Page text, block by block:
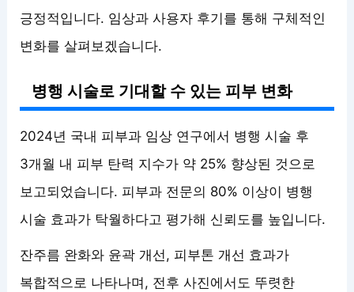
긍정적입니다. 임상과 사용자 후기를 통해 구체적인
변화를 살펴보겠습니다.
병행 시술로 기대할 수 있는 피부 변화
2024년 국내 피부과 임상 연구에서 병행 시술 후
3개월 내 피부 탄력 지수가 약 25% 향상된 것으로
보고되었습니다. 피부과 전문의 80% 이상이 병행
시술 효과가 탁월하다고 평가해 신뢰도를 높입니다.
잔주름 완화와 윤곽 개선, 피부톤 개선 효과가
복합적으로 나타나며, 전후 사진에서도 뚜렷한